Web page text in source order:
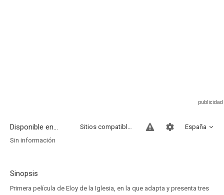
Disponible en... España
Sitios compatibles
Sin información
Sinopsis
Primera película de Eloy de la Iglesia, en la que adapta y presenta tres